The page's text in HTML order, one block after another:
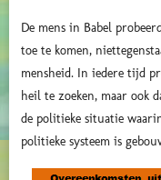
De mens in Babel
toe te komen,
mensheid. In iedere tijd
heil te zoeken, maar ook
de politieke situatie
politieke systeem is